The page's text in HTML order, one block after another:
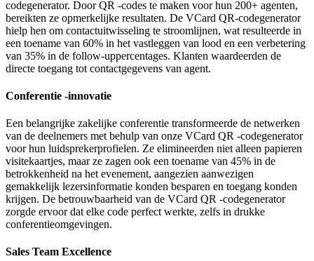
codegenerator. Door QR -codes te maken voor hun 200+ agenten,
bereikten ze opmerkelijke resultaten. De VCard QR-codegenerator
hielp hen om contactuitwisseling te stroomlijnen, wat resulteerde in
een toename van 60% in het vastleggen van lood en een verbetering
van 35% in de follow-uppercentages. Klanten waardeerden de
directe toegang tot contactgegevens van agent.
Conferentie -innovatie
Een belangrijke zakelijke conferentie transformeerde de netwerken
van de deelnemers met behulp van onze VCard QR -codegenerator
voor hun luidsprekerprofielen. Ze elimineerden niet alleen papieren
visitekaartjes, maar ze zagen ook een toename van 45% in de
betrokkenheid na het evenement, aangezien aanwezigen
gemakkelijk lezersinformatie konden besparen en toegang konden
krijgen. De betrouwbaarheid van de VCard QR -codegenerator
zorgde ervoor dat elke code perfect werkte, zelfs in drukke
conferentieomgevingen.
Sales Team Excellence